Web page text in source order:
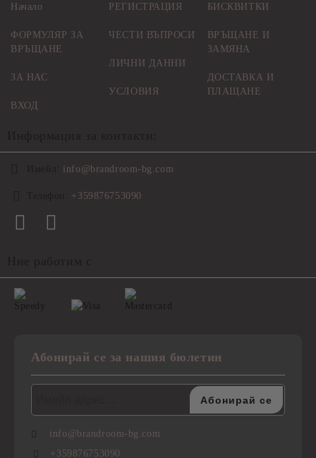
Начало
ФОРМУЛЯР ЗА
ВРЪЩАНЕ
ЗА НАС
ВХОД
РЕГИСТРАЦИЯ
ЧЕСТИ ВЪПРОСИ
ЛИЧНИ ДАННИ
УСЛОВИЯ
БИСКВИТКИ
ВРЪЩАНЕ И
ЗАМЯНА
ДОСТАВКА И
ПЛАЩАНЕ
info@brandroom-bg.com
+359876753090
Абонирай се за нашия бюлетин
info@brandroom-bg.com
+359876753090